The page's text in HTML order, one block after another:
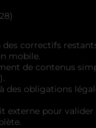
des correctifs
mobile.
de contenus
des obligations
externe pour